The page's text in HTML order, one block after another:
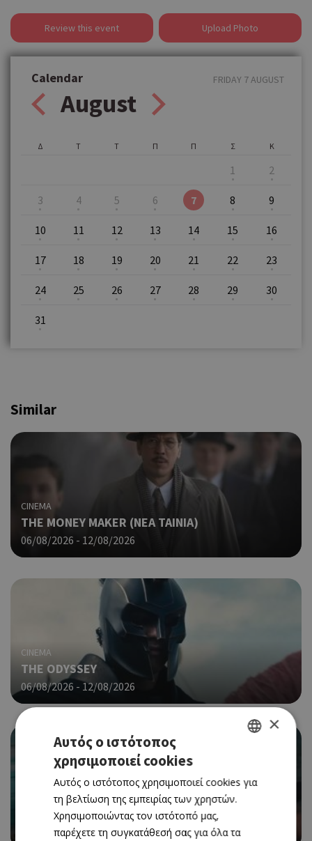
Review this event Upload Photo
Calendar
August
FRIDAY 7 AUGUST
Δ Τ Τ Π Π Σ
1
Κ
2
3 4 5 6 7 8 9
10 11 12 13 14 15 16
17 18 19 20 21 22 23
24 25 26 27 28 29 30
31
Similar
CINEMA
THE MONEY MAKER (ΝΕΑ ΤΑΙΝΙΑ)
06/08/2026 - 12/08/2026
CINEMA
THE ODYSSEY
06/08/2026 - 12/08/2026
SPIDER-MAN: BRAND NEW DAY
06/08/2026 - 12/08/2026
ENGLISH
×
Αυτός ο ιστότοπος
χρησιμοποιεί cookies
Αυτός ο ιστότοπος χρησιμοποιεί cookies για
τη βελτίωση της εμπειρίας των χρηστών.
Χρησιμοποιώντας τον ιστότοπό μας,
παρέχετε τη συγκατάθεσή σας για όλα τα